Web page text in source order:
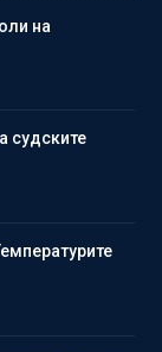
на
судските